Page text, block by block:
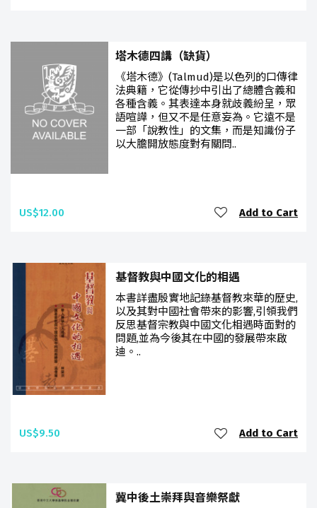
塔木德四講（缺貨）
《塔木德》(Talmud)是以色列的口傳律
法典籍，它從傳抄中引出了總體含義和
各種含義。其表達本身就歧義紛呈，眾
語喧譁，但又不是任意妄為。它遠不是
一部「說教性」的文集，而是知識份子
以大膽開放態度對有關問..
US$12.00 Add to Cart
基督教與中國文化的相遇
本書詳盡殷實地記錄基督教來華的歷史,
以及其對中國社會帶來的影響,引領我們
反思基督宗教與中國文化相遇時面對的
問題,並為今後其在中國的發展帶來啟
迪。..
US$9.50 Add to Cart
冀中後土崇拜與音樂祭獻